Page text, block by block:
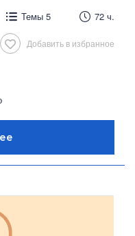
Темы 5 72 ч.
Добавить в избранное